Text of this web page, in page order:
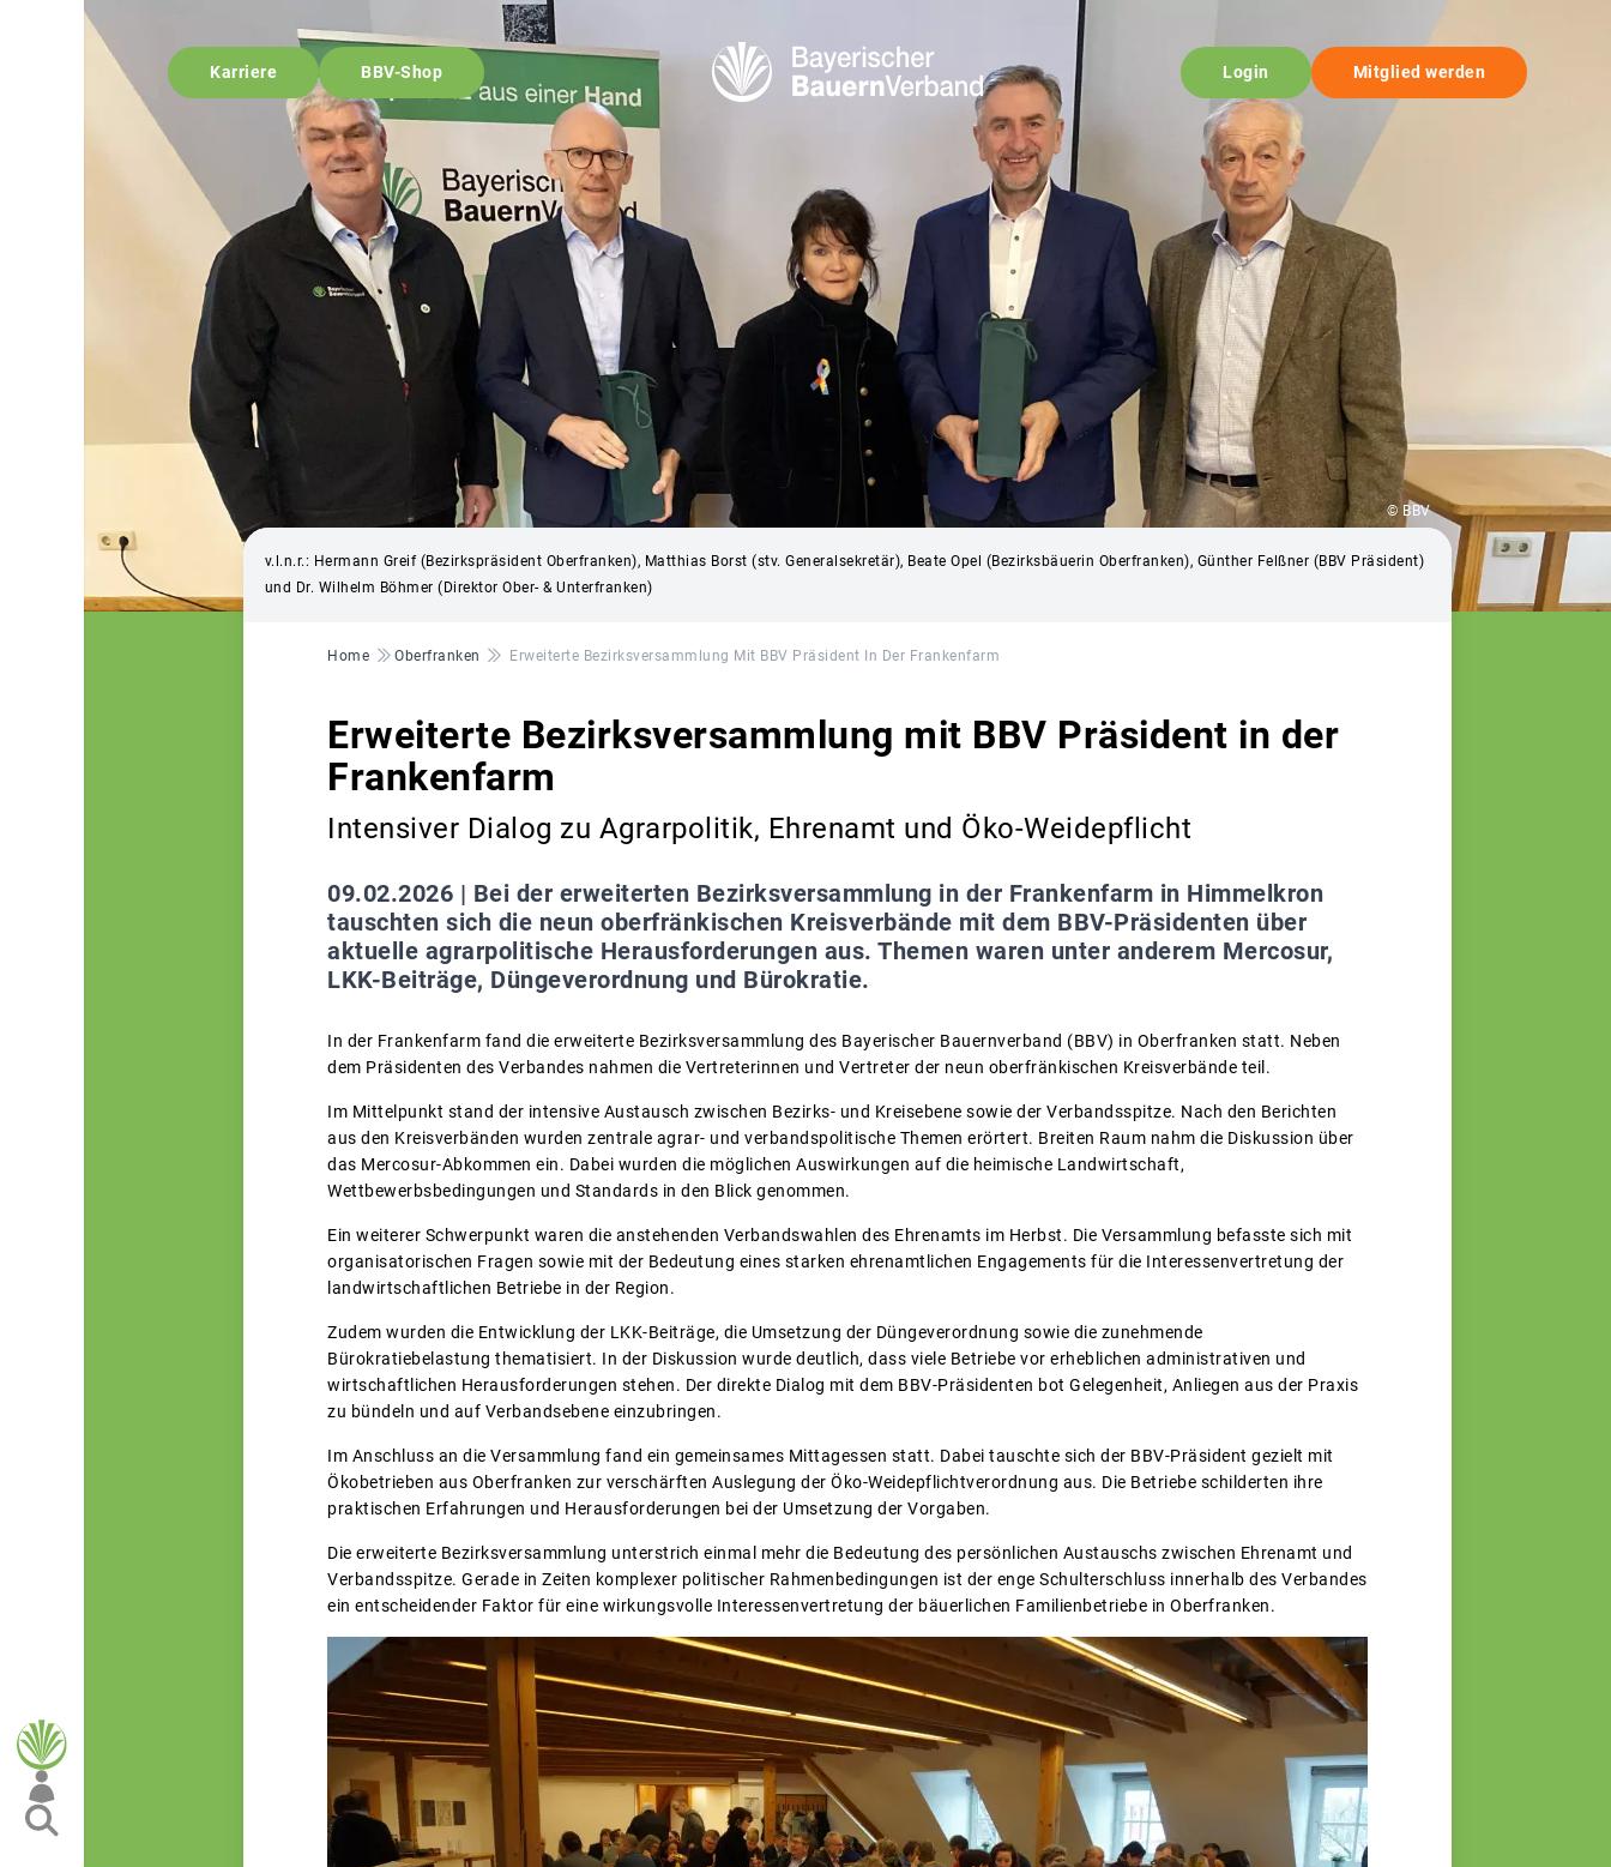
Karriere BBV-Shop Login Mitglied werden
© BBV
v.l.n.r.: Hermann Greif (Bezirkspräsident Oberfranken), Matthias Borst (stv. Generalsekretär), Beate Opel (Bezirksbäuerin Oberfranken), Günther Felßner (BBV Präsident)
und Dr. Wilhelm Böhmer (Direktor Ober- & Unterfranken)
Pfadnavigation
Home Oberfranken Erweiterte Bezirksversammlung Mit BBV Präsident In Der Frankenfarm
Erweiterte Bezirksversammlung mit BBV Präsident in der
Frankenfarm
Intensiver Dialog zu Agrarpolitik, Ehrenamt und Öko-Weidepflicht
09.02.2026 | Bei der erweiterten Bezirksversammlung in der Frankenfarm in Himmelkron
tauschten sich die neun oberfränkischen Kreisverbände mit dem BBV-Präsidenten über
aktuelle agrarpolitische Herausforderungen aus. Themen waren unter anderem Mercosur,
LKK-Beiträge, Düngeverordnung und Bürokratie.
In der Frankenfarm fand die erweiterte Bezirksversammlung des Bayerischer Bauernverband (BBV) in Oberfranken statt. Neben
dem Präsidenten des Verbandes nahmen die Vertreterinnen und Vertreter der neun oberfränkischen Kreisverbände teil.
Im Mittelpunkt stand der intensive Austausch zwischen Bezirks- und Kreisebene sowie der Verbandsspitze. Nach den Berichten
aus den Kreisverbänden wurden zentrale agrar- und verbandspolitische Themen erörtert. Breiten Raum nahm die Diskussion über
das Mercosur-Abkommen ein. Dabei wurden die möglichen Auswirkungen auf die heimische Landwirtschaft,
Wettbewerbsbedingungen und Standards in den Blick genommen.
Ein weiterer Schwerpunkt waren die anstehenden Verbandswahlen des Ehrenamts im Herbst. Die Versammlung befasste sich mit
organisatorischen Fragen sowie mit der Bedeutung eines starken ehrenamtlichen Engagements für die Interessenvertretung der
landwirtschaftlichen Betriebe in der Region.
Zudem wurden die Entwicklung der LKK-Beiträge, die Umsetzung der Düngeverordnung sowie die zunehmende
Bürokratiebelastung thematisiert. In der Diskussion wurde deutlich, dass viele Betriebe vor erheblichen administrativen und
wirtschaftlichen Herausforderungen stehen. Der direkte Dialog mit dem BBV-Präsidenten bot Gelegenheit, Anliegen aus der Praxis
zu bündeln und auf Verbandsebene einzubringen.
Im Anschluss an die Versammlung fand ein gemeinsames Mittagessen statt. Dabei tauschte sich der BBV-Präsident gezielt mit
Ökobetrieben aus Oberfranken zur verschärften Auslegung der Öko-Weidepflichtverordnung aus. Die Betriebe schilderten ihre
praktischen Erfahrungen und Herausforderungen bei der Umsetzung der Vorgaben.
Die erweiterte Bezirksversammlung unterstrich einmal mehr die Bedeutung des persönlichen Austauschs zwischen Ehrenamt und
Verbandsspitze. Gerade in Zeiten komplexer politischer Rahmenbedingungen ist der enge Schulterschluss innerhalb des Verbandes
ein entscheidender Faktor für eine wirkungsvolle Interessenvertretung der bäuerlichen Familienbetriebe in Oberfranken.